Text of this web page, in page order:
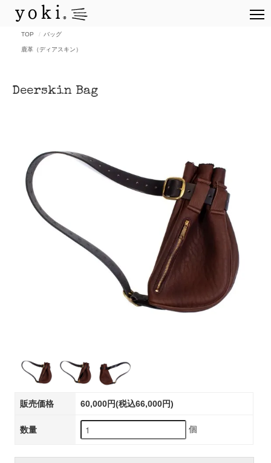
TOP バッグ
鹿革（ディアスキン）
Deerskin Bag
販売価格 60,000円(税込66,000円)
数量 個